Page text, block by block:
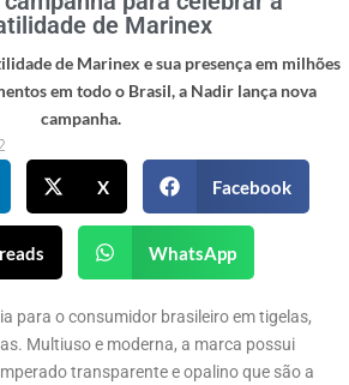
de Marinex
X Facebook
WhatsApp
para o consumidor brasileiro em tigelas,
Multiuso e moderna, a marca possui
transparente e opalino que são a